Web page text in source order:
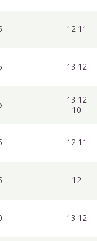
12 11
13 12
13 12
10
12 11
12
13 12